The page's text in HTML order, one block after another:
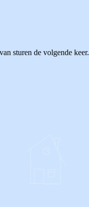
sturen de volgende keer.